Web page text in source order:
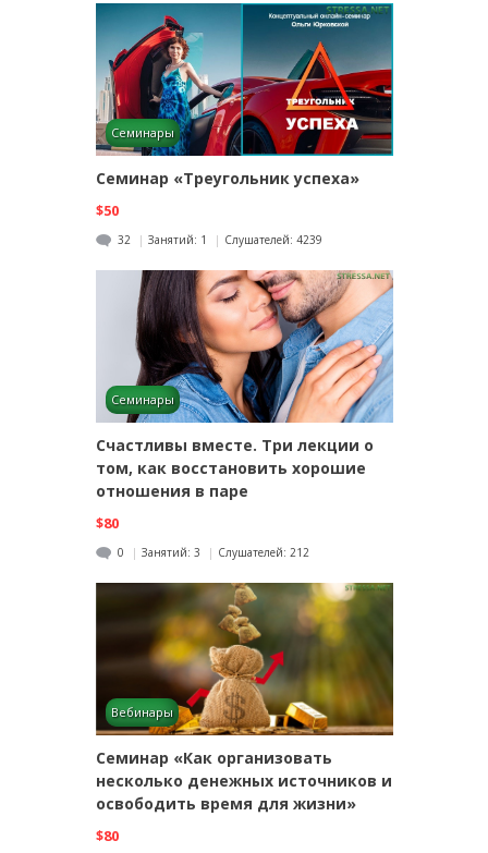
Семинары
Семинар «Треугольник успеха»
$50
32 Занятий: 1 Слушателей: 4239
Семинары
Счастливы вместе. Три лекции о
том, как восстановить хорошие
отношения в паре
$80
0 Занятий: 3 Слушателей: 212
Вебинары
Семинар «Как организовать
несколько денежных источников и
освободить время для жизни»
$80